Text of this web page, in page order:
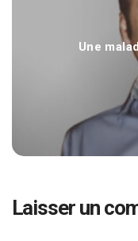
Une
Laisser un